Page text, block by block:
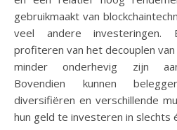
gebruikmaakt van
veel andere investeringen.
profiteren van het decouplen
minder onderhevig zijn aan
Bovendien kunnen
diversifiëren en verschillende
hun geld te investeren in slechts